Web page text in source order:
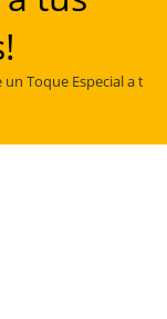
un Toque Especial a tus